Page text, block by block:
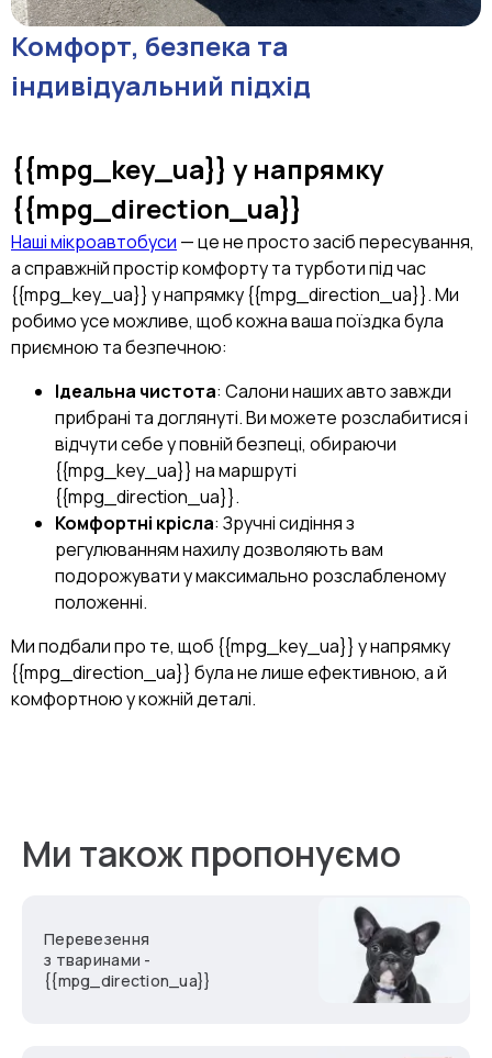
Комфорт, безпека та
індивідуальний підхід
{{mpg_key_ua}} у напрямку
{{mpg_direction_ua}}
Наші мікроавтобуси — це не просто засіб пересування,
а справжній простір комфорту та турботи під час
{{mpg_key_ua}} у напрямку {{mpg_direction_ua}}. Ми
робимо усе можливе, щоб кожна ваша поїздка була
приємною та безпечною:
Ідеальна чистота: Салони наших авто завжди
прибрані та доглянуті. Ви можете розслабитися і
відчути себе у повній безпеці, обираючи
{{mpg_key_ua}} на маршруті
{{mpg_direction_ua}}.
Комфортні крісла: Зручні сидіння з
регулюванням нахилу дозволяють вам
подорожувати у максимально розслабленому
положенні.
Ми подбали про те, щоб {{mpg_key_ua}} у напрямку
{{mpg_direction_ua}} була не лише ефективною, а й
комфортною у кожній деталі.
Ми також пропонуємо
Перевезення
з тваринами -
{{mpg_direction_ua}}